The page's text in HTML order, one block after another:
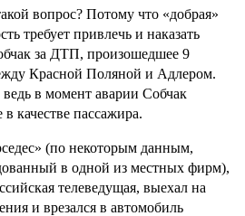
вопрос? Потому что «добрая»
требует привлечь и наказать
за ДТП, произошедшее 9
Красной Поляной и Адлером.
в момент аварии Собчак
качестве пассажира.
(по некоторым данным,
в одной из местных фирм),
телеведущая, выехал на
и врезался в автомобиль